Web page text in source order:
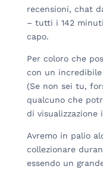
recensioni, chat
– tutti i 142
capo.
Per coloro che
con un incredibile
(Se non sei tu,
qualcuno che
di visualizzazione
Avremo in palio
collezionare
essendo un